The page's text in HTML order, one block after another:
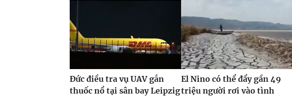
Đức điều tra vụ UAV gắn
thuốc nổ tại sân bay Leipzig
El Nino có thể đẩy gần 49
triệu người rơi vào tình